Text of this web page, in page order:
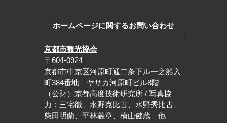
ホームページに関するお問い合わせ
京都市観光協会
〒604-0924
京都市中京区河原町通二条下ル一之船入
町384番地 ヤサカ河原町ビル8階
（公財）京都高度技術研究所 / 写真協
力：三宅徹、水野克比古、水野秀比古、
柴田明蘭、平林義章、横山健蔵 他